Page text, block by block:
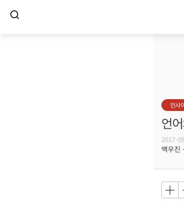
인사
언
2017-
백우